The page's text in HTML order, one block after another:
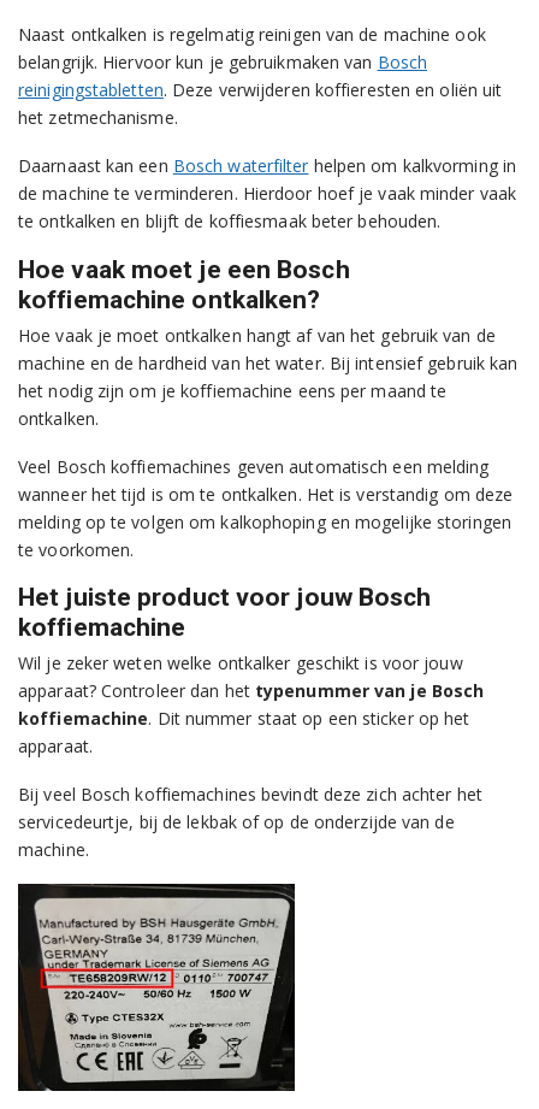
Naast ontkalken is regelmatig reinigen van de machine ook
belangrijk. Hiervoor kun je gebruikmaken van Bosch
reinigingstabletten. Deze verwijderen koffieresten en oliën uit
het zetmechanisme.
Daarnaast kan een Bosch waterfilter helpen om kalkvorming in
de machine te verminderen. Hierdoor hoef je vaak minder vaak
te ontkalken en blijft de koffiesmaak beter behouden.
Hoe vaak moet je een Bosch
koffiemachine ontkalken?
Hoe vaak je moet ontkalken hangt af van het gebruik van de
machine en de hardheid van het water. Bij intensief gebruik kan
het nodig zijn om je koffiemachine eens per maand te
ontkalken.
Veel Bosch koffiemachines geven automatisch een melding
wanneer het tijd is om te ontkalken. Het is verstandig om deze
melding op te volgen om kalkophoping en mogelijke storingen
te voorkomen.
Het juiste product voor jouw Bosch
koffiemachine
Wil je zeker weten welke ontkalker geschikt is voor jouw
apparaat? Controleer dan het typenummer van je Bosch
koffiemachine. Dit nummer staat op een sticker op het
apparaat.
Bij veel Bosch koffiemachines bevindt deze zich achter het
servicedeurtje, bij de lekbak of op de onderzijde van de
machine.